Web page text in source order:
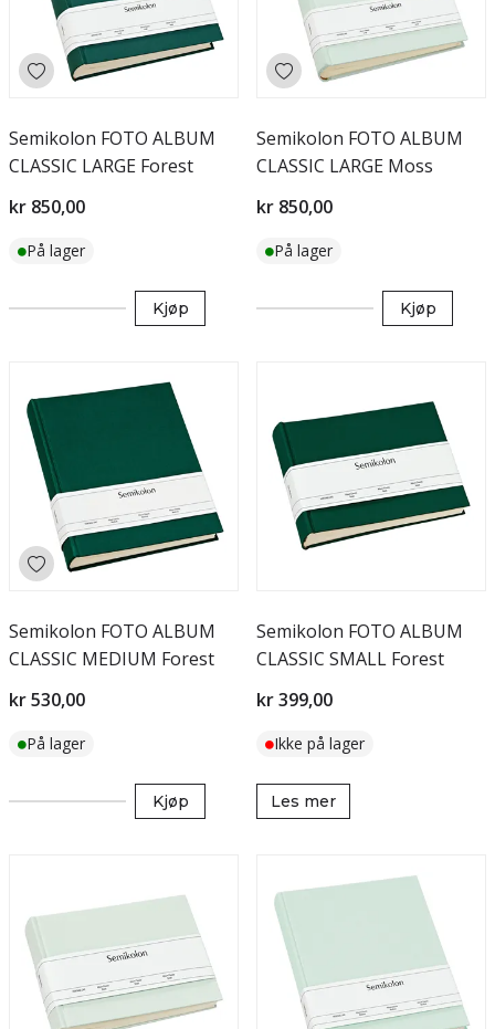
Semikolon FOTO ALBUM
CLASSIC LARGE Forest
kr 850,00
På lager
Kjøp
Semikolon FOTO ALBUM
CLASSIC LARGE Moss
kr 850,00
På lager
Kjøp
Semikolon FOTO ALBUM
CLASSIC MEDIUM Forest
kr 530,00
På lager
Kjøp
Semikolon FOTO ALBUM
CLASSIC SMALL Forest
kr 399,00
Ikke på lager
Les mer